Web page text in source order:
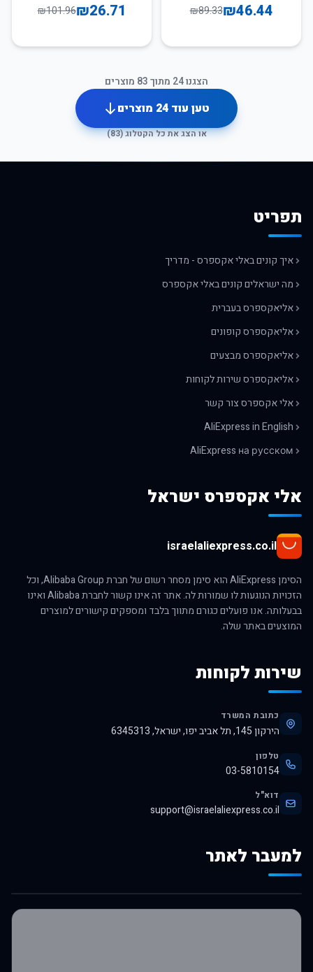
₪46.44
₪89.33
₪26.71
₪101.96
הצגנו24 מתוך83 מוצרים
טען עוד 24 מוצרים
או הצג את כל הקטלוג (83
)
תפריט
איך קונים באלי אקספרס - מדריך
מה ישראלים קונים באלי אקספרס
אליאקספרס בעברית
אליאקספרס קופונים
אליאקספרס מבצעים
אליאקספרס שירות לקוחות
אלי אקספרס צור קשר
AliExpress in English
AliExpress на русском
אלי אקספרס ישראל
israelaliexpress.co.il
הסימן AliExpress הוא סימן מסחר רשום של חברת Alibaba Group, וכל
הזכויות הנוגעות לו שמורות לה. אתר זה אינו קשור לחברת Alibaba ואינו
בבעלותה. אנו פועלים כגורם מתווך בלבד ומספקים קישורים למוצרים
המוצעים באתר שלה.
שירות לקוחות
כתובת המשרד
הירקון 145, תל אביב יפו, ישראל, 6345313
טלפון
03-5810154
דוא"ל
support@israelaliexpress.co.il
למעבר לאתר
לרכישה באלי אקספרס